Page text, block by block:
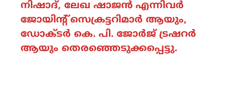
നിഷാദ്, ലേഖ ഷാജൻ എന്നിവർ
ജോയിന്റ് സെക്രട്ടറിമാർ ആയും,
ഡോക്ടർ കെ. പി. ജോർജ് ട്രഷറർ
ആയും തെരഞ്ഞെടുക്കപ്പെട്ടു.